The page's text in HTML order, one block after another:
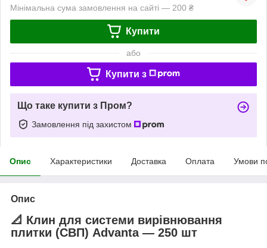
Мінімальна сума замовлення на сайті — 200 ₴
Купити
або
Купити з
Що таке купити з Пром?
Замовлення під захистом
Опис Характеристики Доставка Оплата Умови
Опис
📐 Клин для системи вирівнювання
плитки (СВП) Advanta — 250 шт